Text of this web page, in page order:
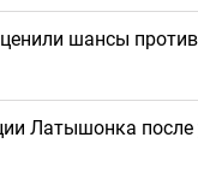
шансы
Латышонка после